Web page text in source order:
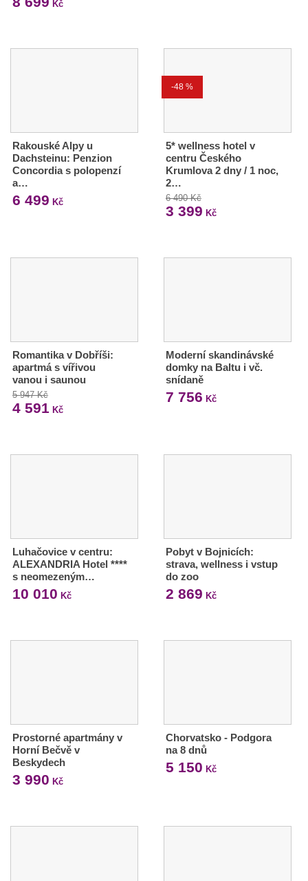
Kč
Rakouské Alpy u
Dachsteinu: Penzion
Concordia s polopenzí
a…
6 499 Kč
-48 %
5* wellness hotel v
centru Českého
Krumlova 2 dny / 1 noc,
2…
6 490 Kč
3 399 Kč
Romantika v Dobříši:
apartmá s vířivou
vanou i saunou
5 947 Kč
4 591 Kč
Moderní skandinávské
domky na Baltu i vč.
snídaně
7 756 Kč
Luhačovice v centru:
ALEXANDRIA Hotel ****
s neomezeným…
10 010 Kč
Pobyt v Bojnicích:
strava, wellness i vstup
do zoo
2 869 Kč
Prostorné apartmány v
Horní Bečvě v
Beskydech
3 990 Kč
Chorvatsko - Podgora
na 8 dnů
5 150 Kč